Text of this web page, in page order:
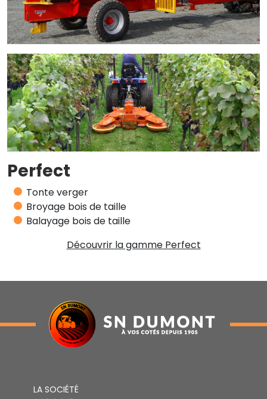
Perfect
Tonte verger
Broyage bois de taille
Balayage bois de taille
Découvrir la gamme Perfect
LA SOCIÉTÉ